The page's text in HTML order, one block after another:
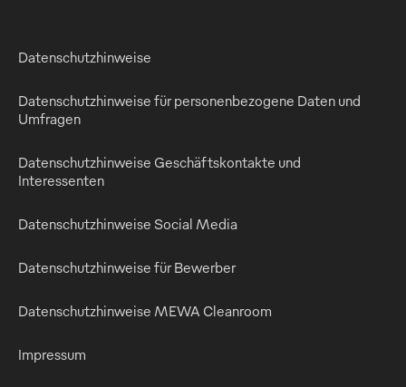
Datenschutzhinweise
Datenschutzhinweise für personenbezogene Daten und
Umfragen
Datenschutzhinweise Geschäftskontakte und
Interessenten
Datenschutzhinweise Social Media
Datenschutzhinweise für Bewerber
Datenschutzhinweise MEWA Cleanroom
Impressum